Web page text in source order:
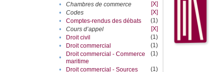
•
Chambres de commerce
[X]
•
Codes
[X]
•
Comptes-rendus des débats
(1)
•
Cours d’appel
[X]
•
Droit civil
(1)
•
Droit commercial
(1)
•
Droit commercial - Commerce
maritime
(1)
• Droit commercial - Sources
(1)